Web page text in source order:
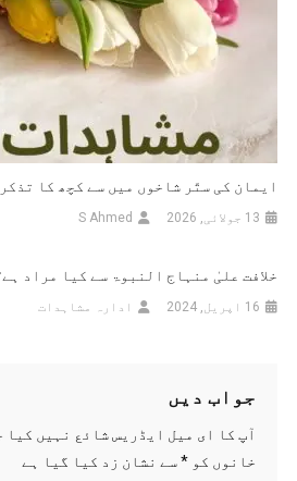
ایمان کی ستّر شاخوں میں سے کچھ کا
13 جولائی, 2026 S Ahmed
خلافت علیٰ منہاج النبوۃ سے کیا مراد
16 اپریل, 2024 ادارہ مشاہدات
جواب دیں
آپ کا ای میل ایڈریس شائع نہیں کیا
خانوں کو *سے نشان زد کیا گیا ہے